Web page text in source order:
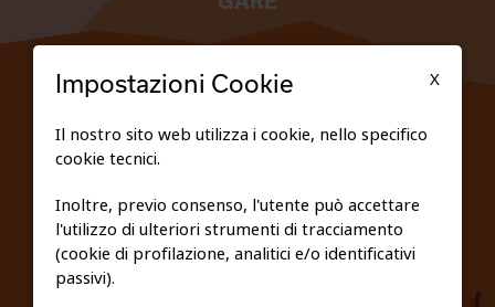
PRIVACY E COOKIE POLICY
X
Impostazioni Cookie
Il nostro sito web utilizza i cookie, nello specifico
cookie tecnici.
Inoltre, previo consenso, l'utente può accettare
l'utilizzo di ulteriori strumenti di tracciamento
(cookie di profilazione, analitici e/o identificativi
passivi).